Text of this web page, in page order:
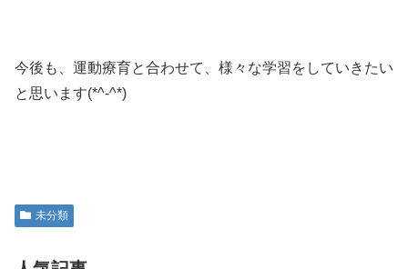
今後も、運動療育と合わせて、様々な学習をしていきたい
と思います(*^-^*)
未分類